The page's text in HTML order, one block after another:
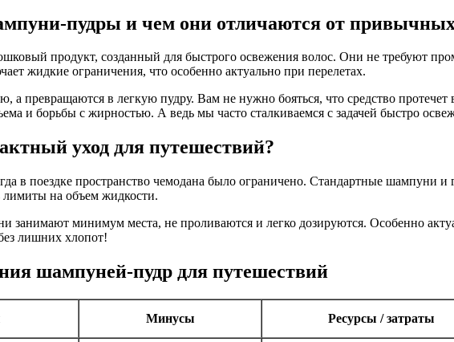
пудры и чем они отличаются от привычных
продукт, созданный для быстрого освежения волос. Они не требуют
жидкие ограничения, что особенно актуально при перелетах.
а превращаются в легкую пудру. Вам не нужно бояться, что средство
и борьбы с жирностью. А ведь мы часто сталкиваемся с задачей быстро
уход для путешествий?
в поездке пространство чемодана было ограничено. Стандартные шампуни и
лимиты на объем жидкости.
минимум места, не проливаются и легко дозируются. Особенно
лишних хлопот!
шампуней-пудр для путешествий
Минусы Ресурсы / затраты